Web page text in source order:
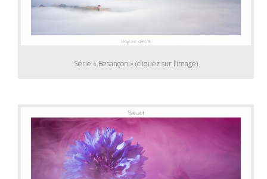
Série « Besançon » (cliquez sur l’image)